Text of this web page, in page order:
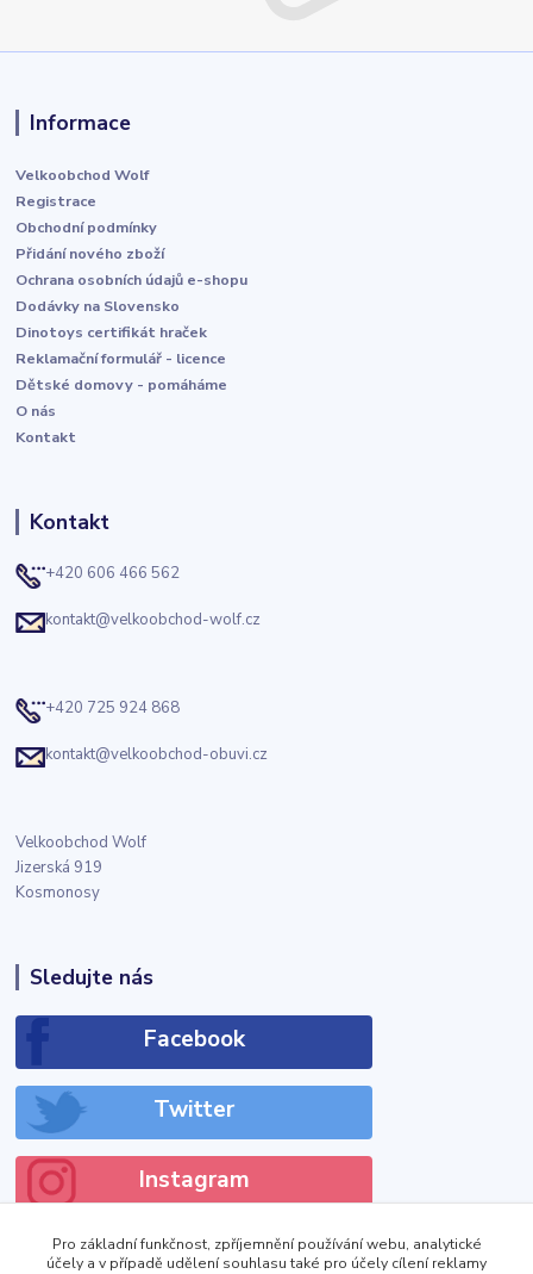
Informace
Velkoobchod Wolf
Registrace
Obchodní podmínky
Přidání nového zboží
Ochrana osobních údajů e-shopu
Dodávky na Slovensko
Dinotoys certifikát hraček
Reklamační formulář - licence
Dětské domovy - pomáháme
O nás
Kontakt
Kontakt
+420 606 466 562
kontakt@velkoobchod-wolf.cz
+420 725 924 868
kontakt@velkoobchod-obuvi.cz
Velkoobchod Wolf
Jizerská 919
Kosmonosy
Sledujte nás
Facebook
Twitter
Instagram
Pro základní funkčnost, zpříjemnění používání webu, analytické
účely a v případě udělení souhlasu také pro účely cílení reklamy